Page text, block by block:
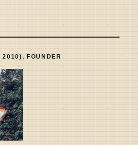
FOUNDER